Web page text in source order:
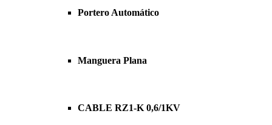
Portero Automático
Manguera Plana
CABLE RZ1-K 0,6/1KV